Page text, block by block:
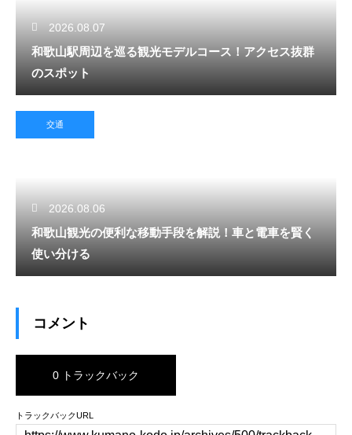
2026.08.07
和歌山駅周辺を巡る観光モデルコース！アクセス抜群
のスポット
交通
2026.08.06
和歌山観光の便利な移動手段を解説！車と電車を賢く
使い分ける
コメント
0 トラックバック
トラックバックURL